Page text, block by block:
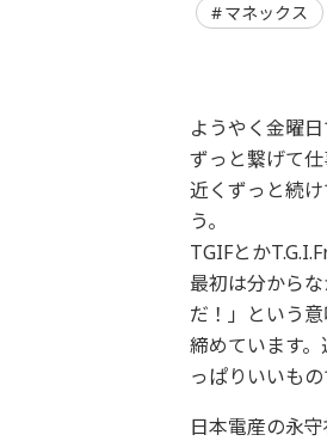
マネックス
ようやく金曜
ずっと繋げて
近くずっと続
う。
TGIFとか
最初は分から
だ！」という
締めています
っぱりいいもの
日本電産の永